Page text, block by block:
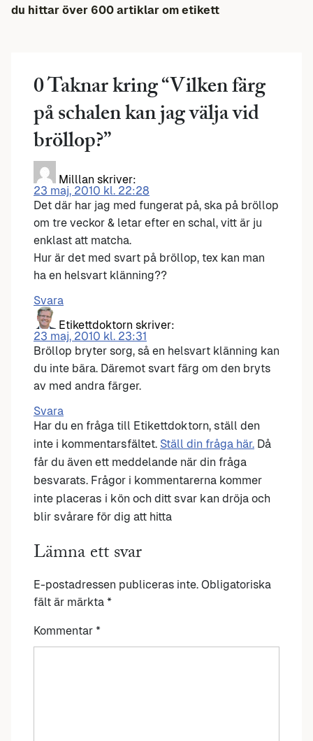
du hittar över 600 artiklar om etikett
0 Taknar kring “Vilken färg
på schalen kan jag välja vid
bröllop?”
Milllan skriver:
23 maj, 2010 kl. 22:28
Det där har jag med fungerat på, ska på bröllop
om tre veckor & letar efter en schal, vitt är ju
enklast att matcha.
Hur är det med svart på bröllop, tex kan man
ha en helsvart klänning??
Svara
Etikettdoktorn skriver:
23 maj, 2010 kl. 23:31
Bröllop bryter sorg, så en helsvart klänning kan
du inte bära. Däremot svart färg om den bryts
av med andra färger.
Svara
Har du en fråga till Etikettdoktorn, ställ den
inte i kommentarsfältet. Ställ din fråga här. Då
får du även ett meddelande när din fråga
besvarats. Frågor i kommentarerna kommer
inte placeras i kön och ditt svar kan dröja och
blir svårare för dig att hitta
Lämna ett svar
E-postadressen publiceras inte. Obligatoriska
fält är märkta *
Kommentar *